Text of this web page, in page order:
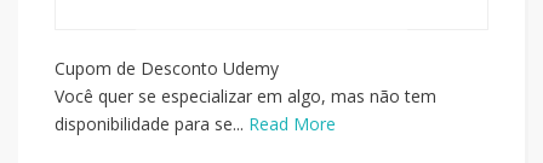
Cupom de Desconto Udemy
Você quer se especializar em algo, mas não tem
disponibilidade para se... Read More